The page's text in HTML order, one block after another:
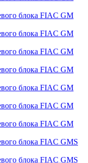
блока FIAC GM
блока FIAC GM
блока FIAC GM
блока FIAC GM
блока FIAC GM
блока FIAC GM
блока FIAC GM
блока FIAC GMS
блока FIAC GMS